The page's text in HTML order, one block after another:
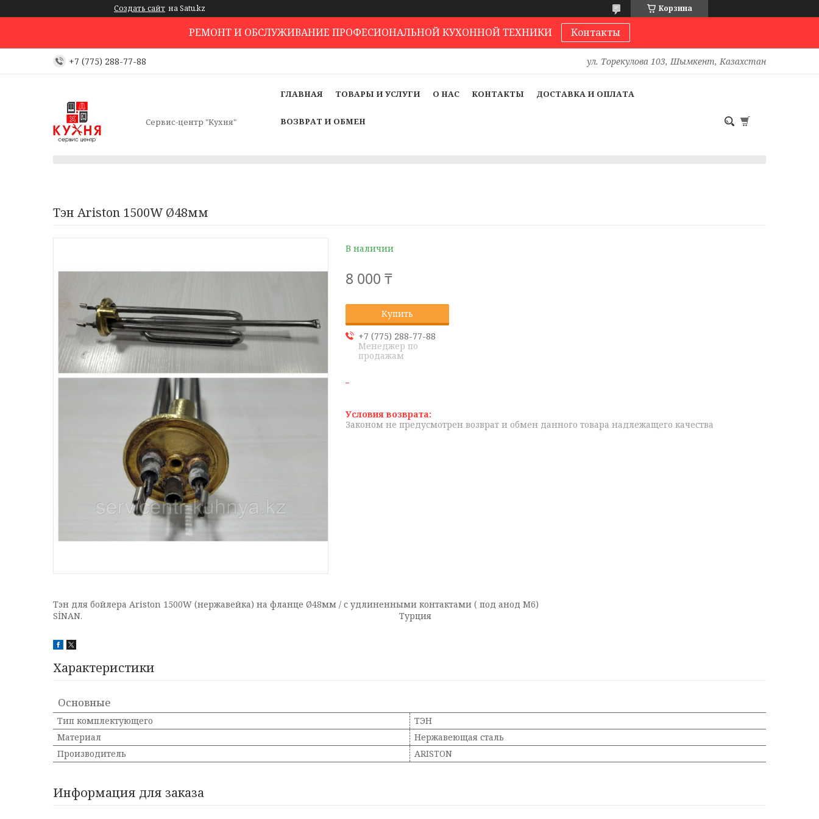
Создать сайт на Satu.kz Корзина
РЕМОНТ И ОБСЛУЖИВАНИЕ ПРОФЕСИОНАЛЬНОЙ КУХОННОЙ ТЕХНИКИ Контакты
+7 (775) 288-77-88 ул. Торекулова 103, Шымкент, Казахстан
Сервис-центр "Кухня"
ГЛАВНАЯ ТОВАРЫ И УСЛУГИ О НАС КОНТАКТЫ ДОСТАВКА И ОПЛАТА
ВОЗВРАТ И ОБМЕН
Тэн Ariston 1500W Ø48мм
В наличии
8 000 ₸
Купить
+7 (775) 288-77-88
Менеджер по
продажам
Законом не предусмотрен возврат и обмен данного товара надлежащего качества
Тэн для бойлера Ariston 1500W (нержавейка) на фланце Ø48мм / с удлиненными контактами ( под анод М6)
SİNAN. Турция
Характеристики
Основные
Тип комплектующего
ТЭН
Материал
Нержавеющая сталь
Производитель
ARISTON
Информация для заказа